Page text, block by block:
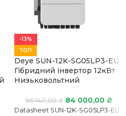
-13%
ТОП
Deye SUN-12K-SG05LP3-EU
Гібридний інвертор 12кВт
Низьковольтний
96 140,00₴ 84 000,00 ₴
Datasheet SUN-12K-SG05LP3-EU